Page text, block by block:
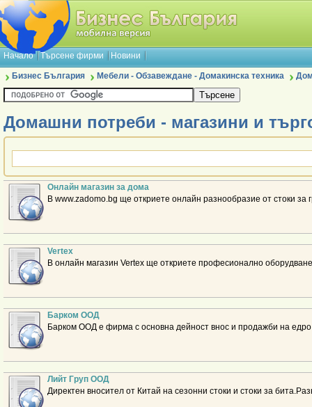
Начало Търсене фирми Новини
Бизнес България Мебели - Обзавеждане - Домакинска техника
Домашни потреби - магазини и
Онлайн магазин за дома
В www.zadomo.bg ще откриете онлайн разнообразие от стоки за
Vertex
В онлайн магазин Vertex ще откриете професионално
Барком ООД
Барком ООД е фирма с основна дейност внос и продажби на
Лийт Груп ООД
Директен вносител от Китай на сезонни стоки и стоки за